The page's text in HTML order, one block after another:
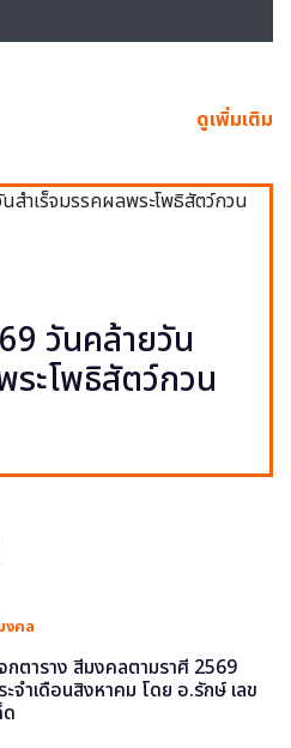
ดูเพิ่มเติม
วันคล้ายวัน
ระโพธิสัตว์กวน
งคล
กตาราง สีมงคลตามราศี 2569
ะจำเดือนสิงหาคม โดย อ.รักษ์ เลข
ด